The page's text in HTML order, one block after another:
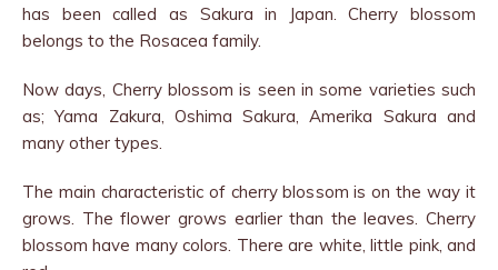
has been called as Sakura in Japan. Cherry blossom
belongs to the Rosacea family.
Now days, Cherry blossom is seen in some varieties such
as; Yama Zakura, Oshima Sakura, Amerika Sakura and
many other types.
The main characteristic of cherry blossom is on the way it
grows. The flower grows earlier than the leaves. Cherry
blossom have many colors. There are white, little pink, and